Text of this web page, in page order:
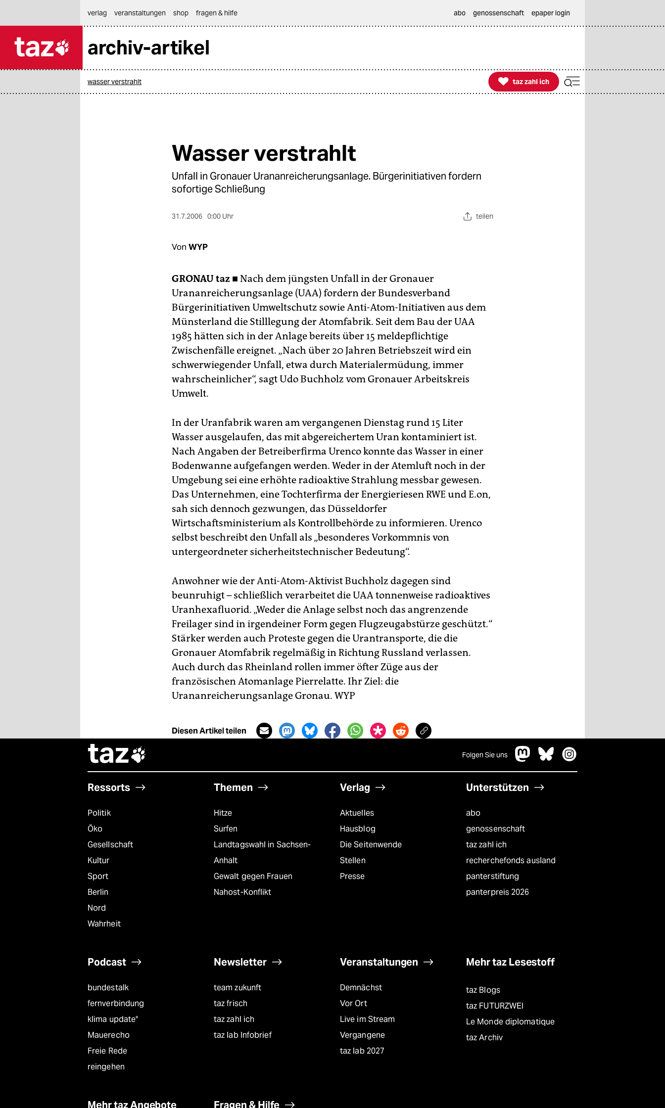
themen
verlag
veranstaltungen shop fragen & hilfe abo genossenschaft epaper login
archiv-artikel
wasser verstrahlt 
taz zahl ich
taz zahl ich
Wasser verstrahlt
Unfall in Gronauer Urananreicherungsanlage. Bürgerinitiativen fordern
sofortige Schließung
31.7.2006 0:00 Uhr teilen
Von WYP
GRONAUtaz ■ Nach dem jüngsten Unfall in der Gronauer
Urananreicherungsanlage (UAA) fordern der Bundesverband
Bürgerinitiativen Umweltschutz sowie Anti-Atom-Initiativen aus dem
Münsterland die Stilllegung der Atomfabrik. Seit dem Bau der UAA
1985 hätten sich in der Anlage bereits über 15 meldepflichtige
Zwischenfälle ereignet. „Nach über 20 Jahren Betriebszeit wird ein
schwerwiegender Unfall, etwa durch Materialermüdung, immer
wahrscheinlicher“, sagt Udo Buchholz vom Gronauer Arbeitskreis
Umwelt.
In der Uranfabrik waren am vergangenen Dienstag rund 15 Liter
Wasser ausgelaufen, das mit abgereichertem Uran kontaminiert ist.
Nach Angaben der Betreiberfirma Urenco konnte das Wasser in einer
Bodenwanne aufgefangen werden. Weder in der Atemluft noch in der
Umgebung sei eine erhöhte radioaktive Strahlung messbar gewesen.
Das Unternehmen, eine Tochterfirma der Energieriesen RWE und E.on,
sah sich dennoch gezwungen, das Düsseldorfer
Wirtschaftsministerium als Kontrollbehörde zu informieren. Urenco
selbst beschreibt den Unfall als „besonderes Vorkommnis von
untergeordneter sicherheitstechnischer Bedeutung“.
Anwohner wie der Anti-Atom-Aktivist Buchholz dagegen sind
beunruhigt – schließlich verarbeitet die UAA tonnenweise radioaktives
Uranhexafluorid. „Weder die Anlage selbst noch das angrenzende
Freilager sind in irgendeiner Form gegen Flugzeugabstürze geschützt.“
Stärker werden auch Proteste gegen die Urantransporte, die die
Gronauer Atomfabrik regelmäßig in Richtung Russland verlassen.
Auch durch das Rheinland rollen immer öfter Züge aus der
französischen Atomanlage Pierrelatte. Ihr Ziel: die
Urananreicherungsanlage Gronau. WYP
Diesen Artikel teilen
taz Folgen Sie uns
Ressorts
Politik
Öko
Gesellschaft
Kultur
Sport
Berlin
Nord
Wahrheit
Themen
Hitze
Surfen
Landtagswahl in Sachsen-
Anhalt
Gewalt gegen Frauen
Nahost-Konflikt
Verlag
Aktuelles
Hausblog
Die Seitenwende
Stellen
Presse
Unterstützen
abo
genossenschaft
taz zahl ich
recherchefonds ausland
panterstiftung
panterpreis 2026
Podcast
bundestalk
fernverbindung
klima update°
Mauerecho
Freie Rede
reingehen
Newsletter
team zukunft
taz frisch
taz zahl ich
taz lab Infobrief
Veranstaltungen
Demnächst
Vor Ort
Live im Stream
Vergangene
taz lab 2027
Mehr taz Lesestoff
taz Blogs
taz FUTURZWEI
Le Monde diplomatique
taz Archiv
Mehr taz Angebote Fragen & Hilfe